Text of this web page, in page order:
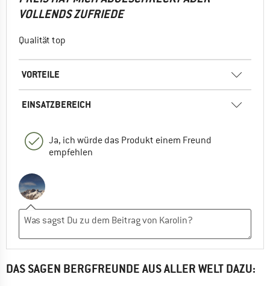
VOLLENDS ZUFRIEDE
Qualität top
VORTEILE
EINSATZBEREICH
Ja, ich würde das Produkt einem Freund
empfehlen
DAS SAGEN BERGFREUNDE AUS ALLER WELT DAZU: